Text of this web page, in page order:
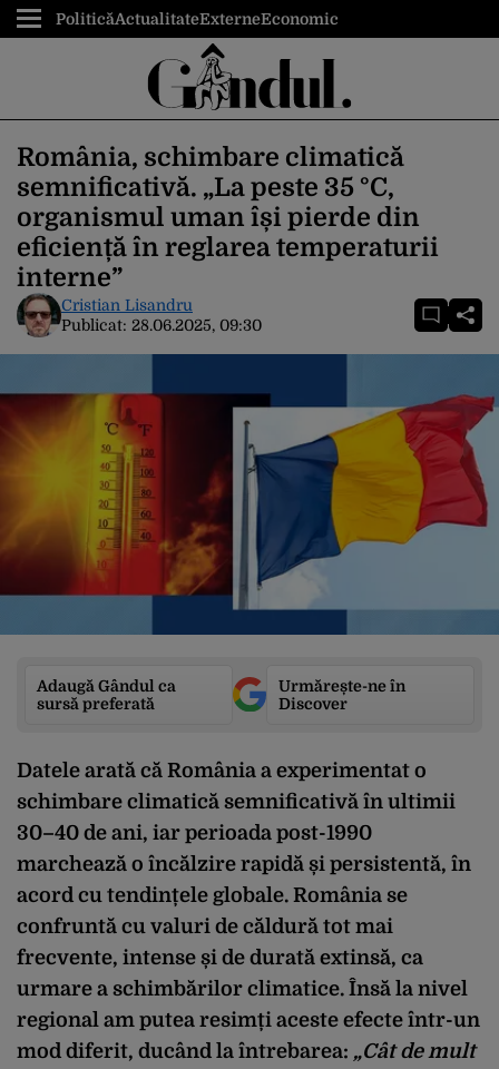
PoliticăActualitateExterneEconomic
România, schimbare climatică
semnificativă. „La peste 35 °C,
organismul uman își pierde din
eficiență în reglarea temperaturii
interne”
Cristian Lisandru
Publicat: 28.06.2025, 09:30
Adaugă Gândul ca
sursă preferată
Urmărește-ne în
Discover
Datele arată că România a experimentat o
schimbare climatică semnificativă în ultimii
30–40 de ani, iar perioada post-1990
marchează o încălzire rapidă și persistentă, în
acord cu tendințele globale. România se
confruntă cu valuri de căldură tot mai
frecvente, intense și de durată extinsă, ca
urmare a schimbărilor climatice. Însă la nivel
regional am putea resimți aceste efecte într-un
mod diferit, ducând la întrebarea: „Cât de mult